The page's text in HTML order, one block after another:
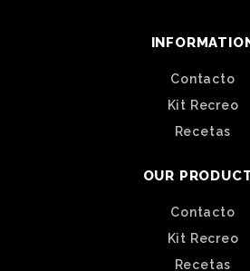
Contacto
Kit Recreo
Recetas
OUR
Contacto
Kit Recreo
Recetas